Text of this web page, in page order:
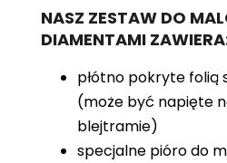
NASZ ZESTAW DO
DIAMENTAMI
płótno pokryte folią
(może być napięte
blejtramie)
specjalne pióro do